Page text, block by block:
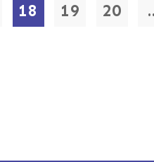
18 19 20